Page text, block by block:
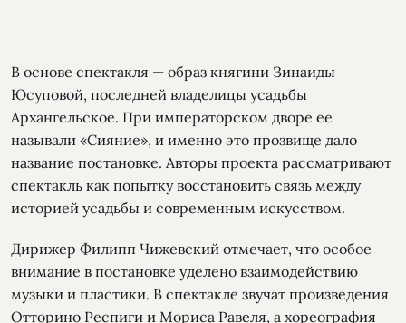
В основе спектакля — образ княгини Зинаиды
Юсуповой, последней владелицы усадьбы
Архангельское. При императорском дворе ее
называли «Сияние», и именно это прозвище дало
название постановке. Авторы проекта рассматривают
спектакль как попытку восстановить связь между
историей усадьбы и современным искусством.
Дирижер Филипп Чижевский отмечает, что особое
внимание в постановке уделено взаимодействию
музыки и пластики. В спектакле звучат произведения
Отторино Респиги и Мориса Равеля, а хореография